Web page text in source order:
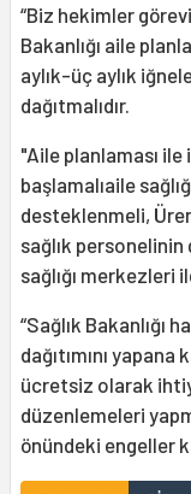
“Biz hekimler
Bakanlığı aile
aylık-üç aylık
dağıtmalıdır.
"Aile planlaması
başlamalıaile
desteklenmeli,
sağlık
sağlığı merkezleri
“Sağlık Bakanlığı
dağıtımını
ücretsiz olarak
düzenlemeleri
önündeki engeller